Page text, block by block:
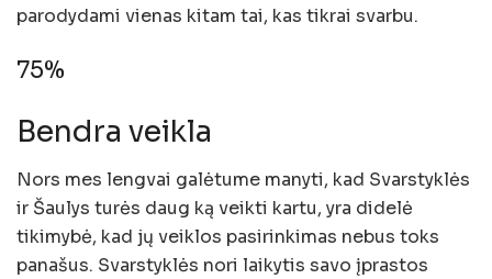
parodydami vienas kitam tai, kas tikrai svarbu.
75%
Bendra veikla
Nors mes lengvai galėtume manyti, kad Svarstyklės
ir Šaulys turės daug ką veikti kartu, yra didelė
tikimybė, kad jų veiklos pasirinkimas nebus toks
panašus. Svarstyklės nori laikytis savo įprastos